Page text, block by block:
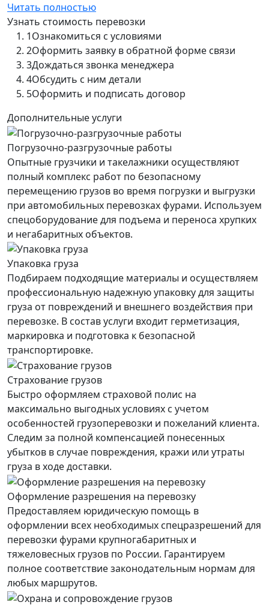
Читать полностью
Узнать стоимость перевозки
1Ознакомиться с условиями
2Оформить заявку в обратной форме связи
3Дождаться звонка менеджера
4Обсудить с ним детали
5Оформить и подписать договор
Дополнительные услуги
Погрузочно-разгрузочные работы
Опытные грузчики и такелажники осуществляют
полный комплекс работ по безопасному
перемещению грузов во время погрузки и выгрузки
при автомобильных перевозках фурами. Используем
спецоборудование для подъема и переноса хрупких
и негабаритных объектов.
Упаковка груза
Подбираем подходящие материалы и осуществляем
профессиональную надежную упаковку для защиты
груза от повреждений и внешнего воздействия при
перевозке. В состав услуги входит герметизация,
маркировка и подготовка к безопасной
транспортировке.
Страхование грузов
Быстро оформляем страховой полис на
максимально выгодных условиях с учетом
особенностей грузоперевозки и пожеланий клиента.
Следим за полной компенсацией понесенных
убытков в случае повреждения, кражи или утраты
груза в ходе доставки.
Оформление разрешения на перевозку
Предоставляем юридическую помощь в
оформлении всех необходимых спецразрешений для
перевозки фурами крупногабаритных и
тяжеловесных грузов по России. Гарантируем
полное соответствие законодательным нормам для
любых маршрутов.